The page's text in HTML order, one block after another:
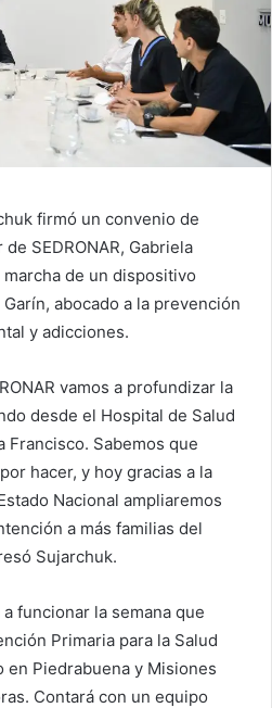
firmó un convenio de
SEDRONAR, Gabriela
de un dispositivo
abocado a la prevención
y adicciones.
vamos a profundizar la
desde el Hospital de Salud
Francisco. Sabemos que
hacer, y hoy gracias a la
Nacional ampliaremos
a más familias del
Sujarchuk.
funcionar la semana que
Primaria para la Salud
en Piedrabuena y Misiones
Contará con un equipo